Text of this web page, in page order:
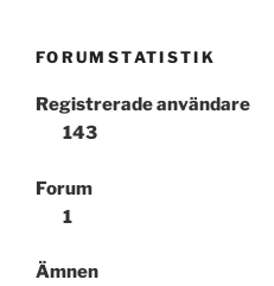
FORUMSTATISTIK
Registrerade användare
143
Forum
1
Ämnen